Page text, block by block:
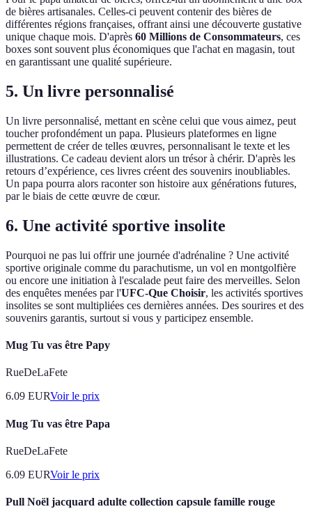
de bières artisanales. Celles-ci peuvent contenir des bières de
différentes régions françaises, offrant ainsi une découverte gustative
unique chaque mois. D'après 60 Millions de Consommateurs, ces
boxes sont souvent plus économiques que l'achat en magasin, tout
en garantissant une qualité supérieure.
5. Un livre personnalisé
Un livre personnalisé, mettant en scène celui que vous aimez, peut
toucher profondément un papa. Plusieurs plateformes en ligne
permettent de créer de telles œuvres, personnalisant le texte et les
illustrations. Ce cadeau devient alors un trésor à chérir. D'après les
retours d’expérience, ces livres créent des souvenirs inoubliables.
Un papa pourra alors raconter son histoire aux générations futures,
par le biais de cette œuvre de cœur.
6. Une activité sportive insolite
Pourquoi ne pas lui offrir une journée d'adrénaline ? Une activité
sportive originale comme du parachutisme, un vol en montgolfière
ou encore une initiation à l'escalade peut faire des merveilles. Selon
des enquêtes menées par l'UFC-Que Choisir, les activités sportives
insolites se sont multipliées ces dernières années. Des sourires et des
souvenirs garantis, surtout si vous y participez ensemble.
Mug Tu vas être Papy
RueDeLaFete
6.09 EURVoir le prix
Mug Tu vas être Papa
RueDeLaFete
6.09 EURVoir le prix
Pull Noël jacquard adulte collection capsule famille rouge